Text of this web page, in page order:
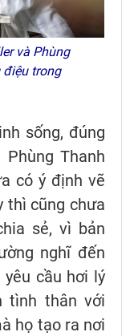
và Phùng
điệu trong
sống, đúng
Thanh
có ý định vẽ
thì cũng chưa
sẻ, vì bản
nghĩ đến
cầu hơi lý
tình thân với
họ tạo ra nơi